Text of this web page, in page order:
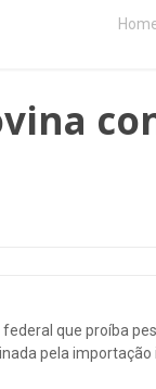
que proíba
pela